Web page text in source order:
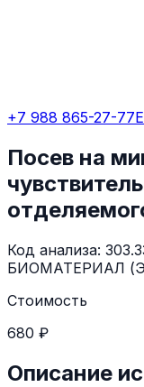
+7 988 865-27-77
Посев на
Код анализа:
БИОМАТЕРИАЛ
Стоимость
680 ₽
Описание